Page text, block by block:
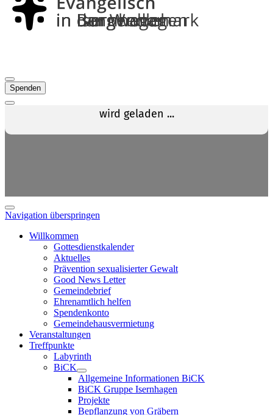
Spenden
Navigation überspringen
Willkommen
Gottesdienstkalender
Aktuelles
Prävention sexualisierter Gewalt
Good News Letter
Gemeindebrief
Ehrenamtlich helfen
Spendenkonto
Gemeindehausvermietung
Veranstaltungen
Treffpunkte
Labyrinth
BiCK
Allgemeine Informationen BiCK
BiCK Gruppe Isernhagen
Projekte
Bepflanzung von Gräbern